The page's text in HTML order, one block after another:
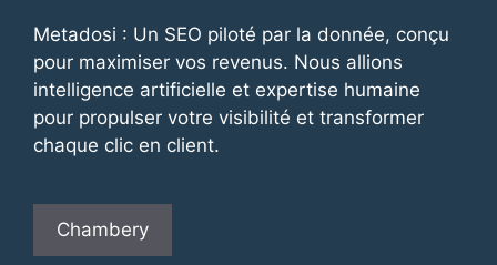
Metadosi : Un SEO piloté par la donnée, conçu
pour maximiser vos revenus. Nous allions
intelligence artificielle et expertise humaine
pour propulser votre visibilité et transformer
chaque clic en client.
Chambery